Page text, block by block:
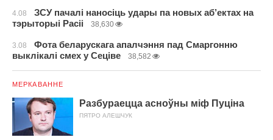
4.08
ЗСУ пачалі наносіць удары па новых аб’ектах на
тэрыторыі Расіі
38,630
3.08
Фота беларускага апалчэння пад Смаргонню
выклікалі смех у Сеціве
38,582
МЕРКАВАННЕ
Разбураецца асноўны міф Пуціна
ПЯТРО АЛЕШЧУК